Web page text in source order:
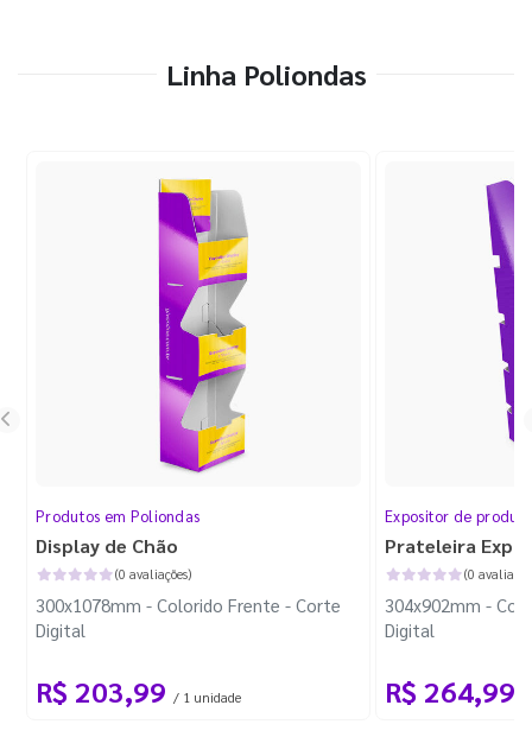
Linha Poliondas
Produtos em Poliondas
Display de Chão
(0 avaliações)
300x1078mm - Colorido Frente - Corte
Digital
R$ 203,99 / 1 unidade
Expositor de
Prateleira
(0
304x902mm -
Digital
R$ 264,99